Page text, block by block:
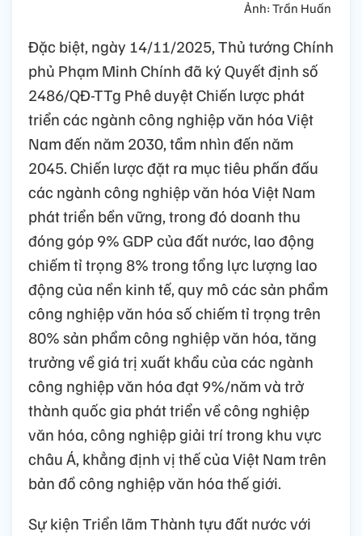
Ảnh: Trần Huấn
Đặc biệt, ngày 14/11/2025, Thủ tướng Chính
phủ Phạm Minh Chính đã ký Quyết định số
2486/QĐ-TTg Phê duyệt Chiến lược phát
triển các ngành công nghiệp văn hóa Việt
Nam đến năm 2030, tầm nhìn đến năm
2045. Chiến lược đặt ra mục tiêu phấn đấu
các ngành công nghiệp văn hóa Việt Nam
phát triển bền vững, trong đó doanh thu
đóng góp 9% GDP của đất nước, lao động
chiếm tỉ trọng 8% trong tổng lực lượng lao
động của nền kinh tế, quy mô các sản phẩm
công nghiệp văn hóa số chiếm tỉ trọng trên
80% sản phẩm công nghiệp văn hóa, tăng
trưởng về giá trị xuất khẩu của các ngành
công nghiệp văn hóa đạt 9%/năm và trở
thành quốc gia phát triển về công nghiệp
văn hóa, công nghiệp giải trí trong khu vực
châu Á, khẳng định vị thế của Việt Nam trên
bản đồ công nghiệp văn hóa thế giới.
Sự kiện Triển lãm Thành tựu đất nước với